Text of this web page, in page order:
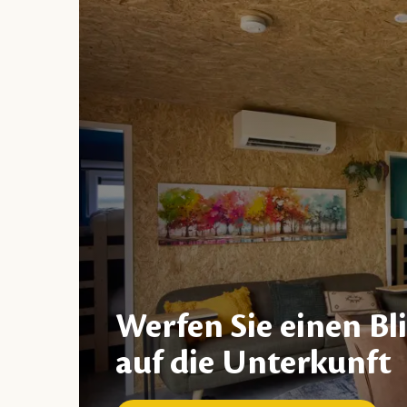
Werfen Sie einen
auf die Unterkunft